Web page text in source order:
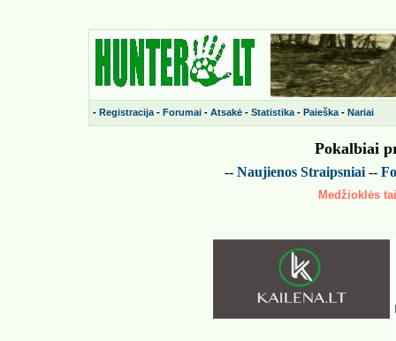
- Registracija - Forumai - Atsakė - Statistika - Paieška - Nariai
Pokalbiai
-- Naujienos Straipsniai --
Medžioklės